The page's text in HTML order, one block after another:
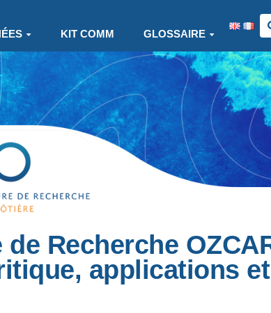
KIT COMM GLOSSAIRE
Recherche
applications